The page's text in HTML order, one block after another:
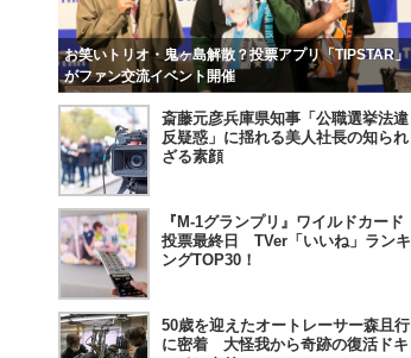
お笑いトリオ・鬼ヶ島解散？投票アプリ「TIPSTAR」
がファン交流イベント開催
斎藤元彦兵庫県知事「公職選挙法違
反疑惑」に揺れる美人社長の知られ
ざる素顔
『M-1グランプリ』ワイルドカード
投票最終日 TVer「いいね」ランキ
ングTOP30！
50歳を迎えたオートレーサー森且行
に密着 大怪我から奇跡の復活ドキ